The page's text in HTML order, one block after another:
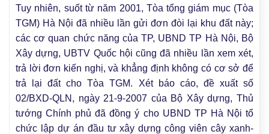
Tuy nhiên, suốt từ năm 2001, Tòa tổng giám mục (Tòa
TGM) Hà Nội đã nhiều lần gửi đơn đòi lại khu đất này;
các cơ quan chức năng của TP, UBND TP Hà Nội, Bộ
Xây dựng, UBTV Quốc hội cũng đã nhiều lần xem xét,
trả lời đơn kiến nghị, và khẳng định không có cơ sở để
trả lại đất cho Tòa TGM. Xét báo cáo, đề xuất số
02/BXD-QLN, ngày 21-9-2007 của Bộ Xây dựng, Thủ
tướng Chính phủ đã đồng ý cho UBND TP Hà Nội tổ
chức lập dự án đầu tư xây dựng công viên cây xanh-